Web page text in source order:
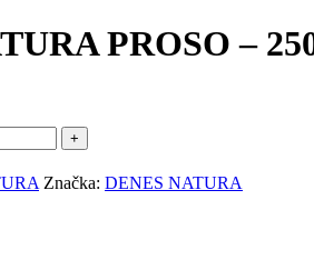
PROSO –
Značka: DENES NATURA